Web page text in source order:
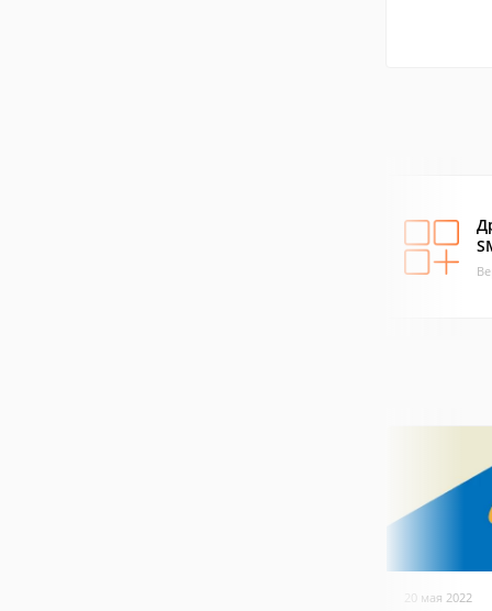
20 мая 2022